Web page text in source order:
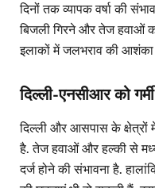
दिनों तक व्यापक वर्षा की
बिजली गिरने और तेज हवाओं
इलाकों में जलभराव की आशंका
दिल्ली-एनसीआर को
दिल्ली और आसपास के क्षेत्रों
है. तेज हवाओं और हल्की से
दर्ज होने की संभावना है.